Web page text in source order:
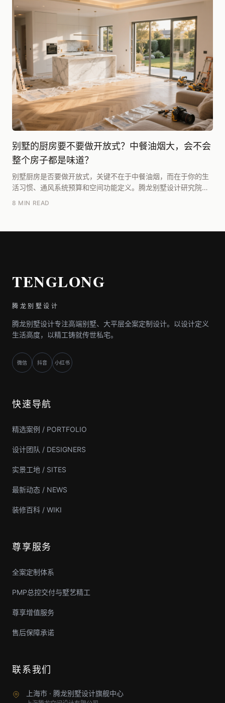
别墅的厨房要不要做开放式？中餐油烟大，会不会
整个房子都是味道？
别墅厨房是否要做开放式，关键不在于中餐油烟，而在于你的生
活习惯、通风系统预算和空间功能定义。腾龙别墅设计研究院团
8 MIN READ
TENGLONG
腾龙别墅设计
腾龙别墅设计专注高端别墅、大平层全案定制设计。以设计定义
生活高度，以精工铸就传世私宅。
微信 抖音 小红书
快速导航
精选案例 / PORTFOLIO
设计团队 / DESIGNERS
实景工地 / SITES
最新动态 / NEWS
装修百科 / WIKI
尊享服务
全案定制体系
PMP总控交付与墅艺精工
尊享增值服务
售后保障承诺
联系我们
上海市 · 腾龙别墅设计旗舰中心